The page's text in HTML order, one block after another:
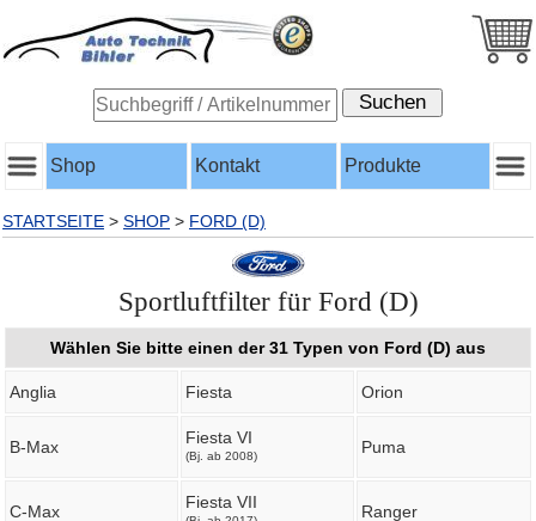
Shop Kontakt Produkte
STARTSEITE > SHOP > FORD (D)
Sportluftfilter für Ford (D)
Wählen Sie bitte einen der 31 Typen von Ford (D) aus
Anglia Fiesta Orion
B-Max Fiesta VI
(Bj. ab 2008) Puma
C-Max Fiesta VII Ranger